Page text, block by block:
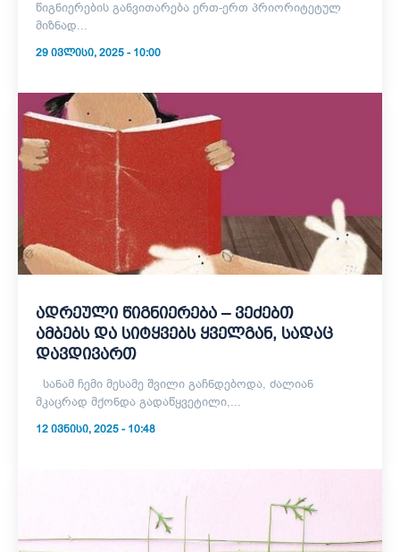
წიგნიერების განვითარება ერთ-ერთ პრიორიტეტულ
მიზნად...
29 ᲘᲕᲚᲘᲡᲘ, 2025 - 10:00
ადრეული წიგნიერება – ვეძებთ
ამბებს და სიტყვებს ყველგან, სადაც
დავდივართ
მკაცრად მქონდა გადაწყვეტილი,...
12 ᲘᲕᲜᲘᲡᲘ, 2025 - 10:48